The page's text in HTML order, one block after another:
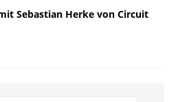
Sebastian Herke von Circuit